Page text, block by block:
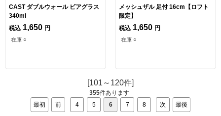
CAST ダブルウォール ビアグラス
340ml
税込 1,650 円
在庫 ○
メッシュザル 足付 16cm【ロフト
限定】
税込 1,650 円
在庫 ○
[101～120件]
355件あります
最初
前 4 5 6 7 8 次 最後